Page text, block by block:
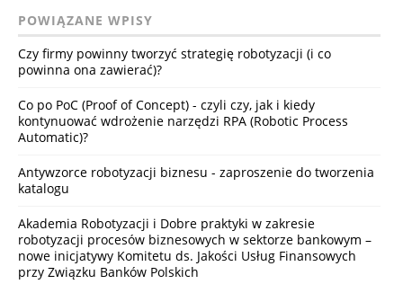
POWIĄZANE WPISY
Czy firmy powinny tworzyć strategię robotyzacji (i co
powinna ona zawierać)?
Co po PoC (Proof of Concept) - czyli czy, jak i kiedy
kontynuować wdrożenie narzędzi RPA (Robotic Process
Automatic)?
Antywzorce robotyzacji biznesu - zaproszenie do tworzenia
katalogu
Akademia Robotyzacji i Dobre praktyki w zakresie
robotyzacji procesów biznesowych w sektorze bankowym –
nowe inicjatywy Komitetu ds. Jakości Usług Finansowych
przy Związku Banków Polskich